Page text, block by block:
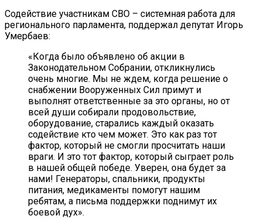
Содействие участникам СВО – системная работа для
регионального парламента, поддержал депутат Игорь
Умербаев:
«Когда было объявлено об акции в
Законодательном Собрании, откликнулись
очень многие. Мы не ждем, когда решение о
снабжении Вооруженных Сил примут и
выполнят ответственные за это органы, но от
всей души собирали продовольствие,
оборудование, старались каждый оказать
содействие кто чем может. Это как раз тот
фактор, который не смогли просчитать наши
враги. И это тот фактор, который сыграет роль
в нашей общей победе. Уверен, она будет за
нами! Генераторы, спальники, продукты
питания, медикаменты помогут нашим
ребятам, а письма поддержки поднимут их
боевой дух».